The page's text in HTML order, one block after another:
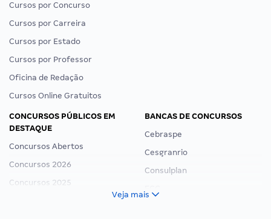
Cursos por Concurso
Cursos por Carreira
Cursos por Estado
Cursos por Professor
Oficina de Redação
Cursos Online Gratuitos
CONCURSOS PÚBLICOS EM
DESTAQUE
Concursos Abertos
Concursos 2026
Concursos 2025
BANCAS DE CONCURSOS
Cebraspe
Cesgranrio
Consulplan
Veja mais